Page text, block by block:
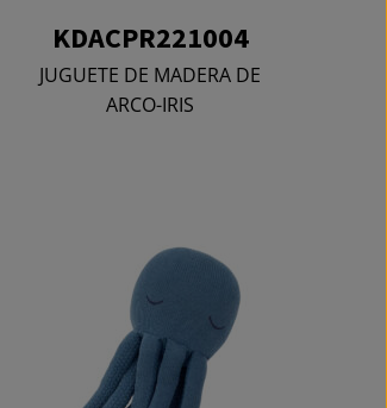
KDACPR221004
JUGUETE DE MADERA DE
ARCO-IRIS